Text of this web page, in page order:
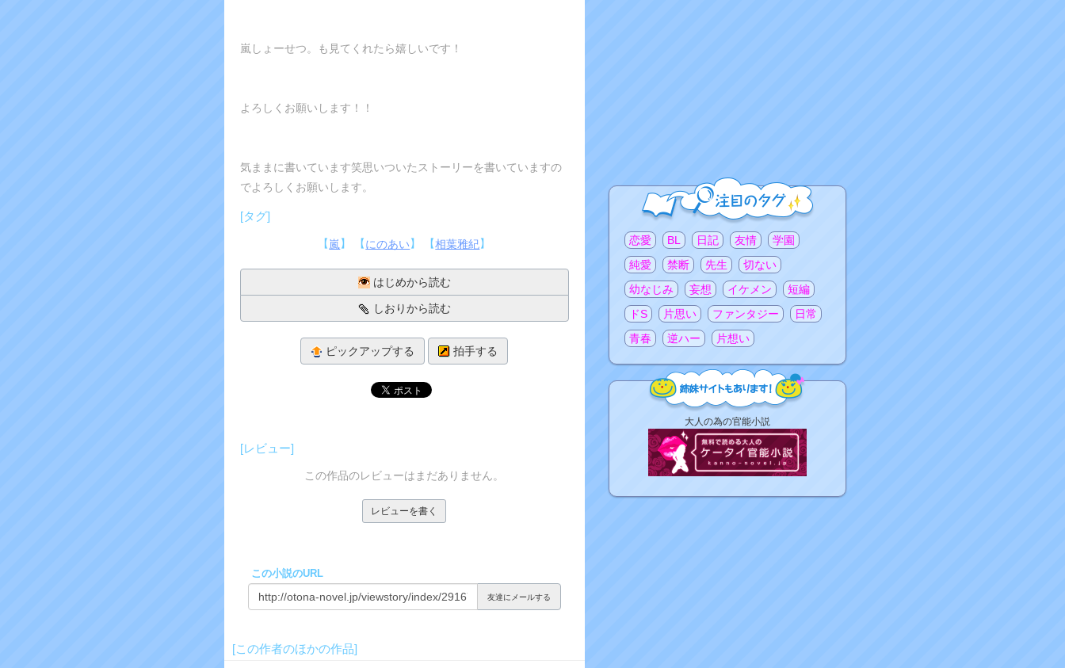
嵐しょーせつ。も見てくれたら嬉しいです！
よろしくお願いします！！
気ままに書いています笑思いついたストーリーを書いていますの
でよろしくお願いします。
[タグ]
【嵐】 【にのあい】 【相葉雅紀】
はじめから読む
しおりから読む
ピックアップする 拍手する
[レビュー]
この作品のレビューはまだありません。
レビューを書く
この小説のURL
友達にメールする
[この作者のほかの作品]
注目のタグ
恋愛 BL 日記 友情
学園
純愛
禁断 先生
切ない
幼なじみ
妄想 イケメン
短編
ドS
片思い ファンタジー
日常
青春
逆ハー 片想い
リ
大人の為の官能小説